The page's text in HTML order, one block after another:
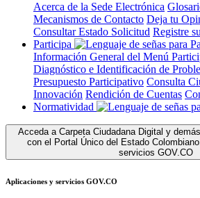
Acerca de la Sede Electrónica
Mecanismos de Contacto Deja tu
Consultar Estado Solicitud Registre
Participa
Información General del Menú
Diagnóstico e Identificación de
Presupuesto Participativo Consulta
Innovación Rendición de Cuentas
Normatividad
Acceda a Carpeta Ciudadana Digital y
con el Portal Único del Estado
servicios GOV.CO
Aplicaciones y servicios GOV.CO